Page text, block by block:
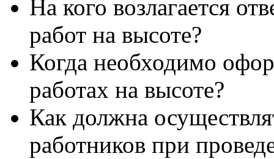
На кого возлагается
работ на высоте?
Когда необходимо
работах на высоте?
Как должна
работников при